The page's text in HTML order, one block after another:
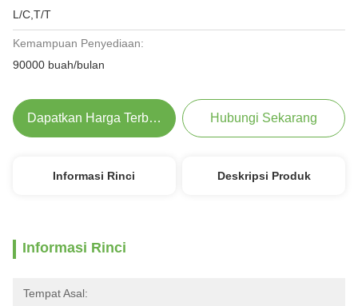
L/C,T/T
Kemampuan Penyediaan:
90000 buah/bulan
Dapatkan Harga Terbaik Hubungi Sekarang
Informasi Rinci Deskripsi Produk
Informasi Rinci
Tempat Asal: